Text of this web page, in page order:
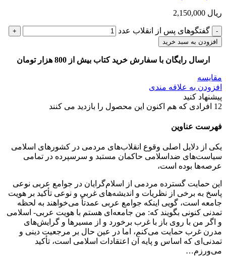
ریال
گفتگوهای پس از انقلاب عدد
افزودن به سبد خرید
ارسال رایگان با سفارش خرید کتاب بیش از 800 هزار تومان
مقایسه
افزودن به علاقه مندی
پیشنهاد کنید
12 افرادی که هم اکنون این محصول را بازدید می کنند
فهرست عناوین
یکی از دلایل اصلی وقوع انقلاب‌های مردمی در کشورهای اسلامی
سیاست‌های ضداسلامی حاکمان مستبد و سرسپرده در تمامی
عرصه‌ها بوده ‌است،
این حمایت گسترده مردمی از اسلام‌گرایان در جوامع عربی نوعی
پاسخ به برخی از نظریات و اندیشه‌های غربی و نوعی تأکید بر هویت
جامعه است، گویی اینکه جوامع عربی عمدتاً می‌خواهند به لحظه
تمدنی کنونی بگویند که: من جامعه‌ای هستم با هویت عربی- اسلامی
و اگر من با روی باز با غرب برخورد و از مسیرها و گرایش‌های
مدرن غرب حمایت می‌کنم، اما در عین حال بر مرجعیت دینی و
تمدنی‌ای که اساس و پایه آن اعتقادات اسلامی است، تأکید
می‌ورزم…